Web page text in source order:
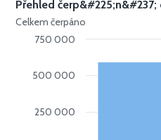
Celkem čerpáno
Přehled
250 000
500 000
750 000